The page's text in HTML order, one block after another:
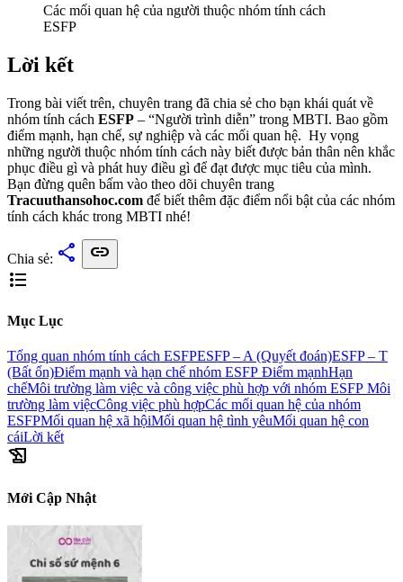
Các mối quan hệ của người thuộc nhóm tính cách
ESFP
Lời kết
Trong bài viết trên, chuyên trang đã chia sẻ cho bạn khái quát về
nhóm tính cách ESFP – “Người trình diễn” trong MBTI. Bao gồm
điểm mạnh, hạn chế, sự nghiệp và các mối quan hệ. Hy vọng
những người thuộc nhóm tính cách này biết được bản thân nên khắc
phục điều gì và phát huy điều gì để đạt được mục tiêu của mình.
Bạn đừng quên bấm vào theo dõi chuyên trang
Tracuuthansohoc.com để biết thêm đặc điểm nổi bật của các nhóm
tính cách khác trong MBTI nhé!
Chia sẻ: share
link
format_list_bulleted
Mục Lục
Tổng quan nhóm tính cách ESFPESFP – A (Quyết đoán)ESFP – T
(Bất ổn)Điểm mạnh và hạn chế nhóm ESFP Điểm mạnhHạn
chếMôi trường làm việc và công việc phù hợp với nhóm ESFP Môi
trường làm việcCông việc phù hợpCác mối quan hệ của nhóm
ESFPMối quan hệ xã hộiMối quan hệ tình yêuMối quan hệ con
cáiLời kết
history_edu
Mới Cập Nhật